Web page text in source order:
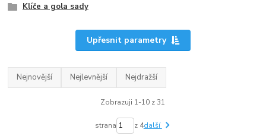
Klíče a gola sady
Upřesnit parametry
Nejnovější Nejlevnější Nejdražší
Zobrazuji 1-10 z 31
strana z 4další